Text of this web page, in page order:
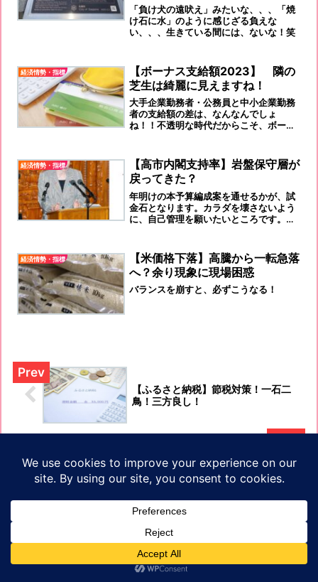
「負け犬の遠吠え」みたいな、、、「焼
け石に水」のように感じざる負えな
い、、、生きている間には、ないな！笑
経済情勢・指標
【ボーナス支給額2023】 隣の
芝生は綺麗に見えますね！
大手企業勤務者・公務員と中小企業勤務
者の支給額の差は、なんなんでしょ
ね！！不透明な時代だからこそ、ボーナ
経済情勢・指標
【高市内閣支持率】岩盤保守層が
戻ってきた？
年明けの本予算編成案を通せるかが、試
金石となります。カラダを壊さないよう
に、自己管理を願いたいところです。代
経済情勢・指標
【米価格下落】高騰から一転急落
へ？余り現象に現場困惑
バランスを崩すと、必ずこうなる！
【ふるさと納税】節税対策！一石二
鳥！三方良し！
【道の駅】北海道は楽しいですよ！
経済情勢・指標
2026年8月
お問い合わせ